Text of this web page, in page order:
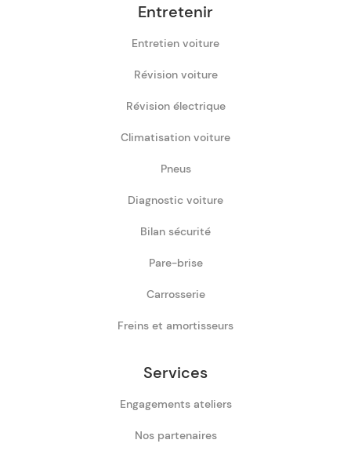
Entretenir
Entretien voiture
Révision voiture
Révision électrique
Climatisation voiture
Pneus
Diagnostic voiture
Bilan sécurité
Pare-brise
Carrosserie
Freins et amortisseurs
Services
Engagements ateliers
Nos partenaires